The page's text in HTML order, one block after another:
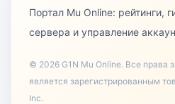
Портал Mu Online: рейтинги,
сервера и управление
© 2026 G1N Mu Online. Все права
является зарегистрированным
Inc.